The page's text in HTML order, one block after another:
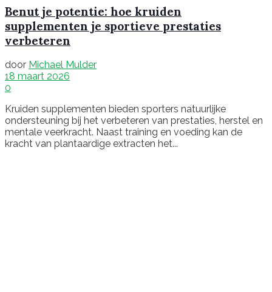
Benut je potentie: hoe kruiden
supplementen je sportieve prestaties
verbeteren
door Michael Mulder
18 maart 2026
0
Kruiden supplementen bieden sporters natuurlijke
ondersteuning bij het verbeteren van prestaties, herstel en
mentale veerkracht. Naast training en voeding kan de
kracht van plantaardige extracten het...